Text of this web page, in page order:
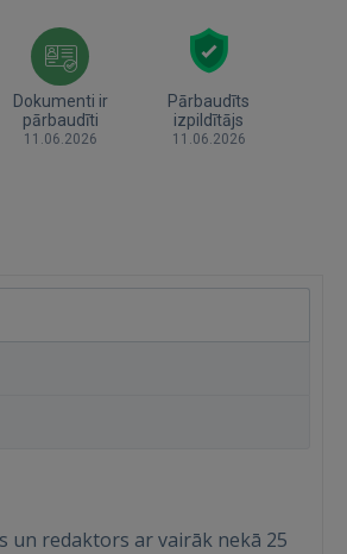
Dokumenti ir
pārbaudīti
11.06.2026
Pārbaudīts
izpildītājs
11.06.2026
un redaktors ar vairāk nekā 25